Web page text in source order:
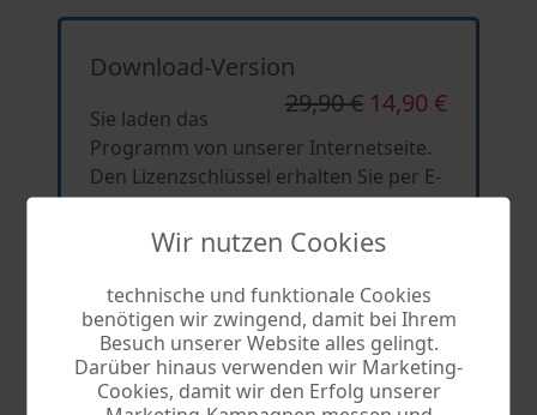
Wir nutzen Cookies
technische und funktionale Cookies
benötigen wir zwingend, damit bei Ihrem
Besuch unserer Website alles gelingt.
Darüber hinaus verwenden wir Marketing-
Cookies, damit wir den Erfolg unserer
Download-Version
29,90 € 14,90 €
Sie laden das
Programm von unserer Internetseite.
Den Lizenzschlüssel erhalten Sie per E-
Mail.
DVD Box 39,90 € 24,90 €
Sie erhalten Programm und